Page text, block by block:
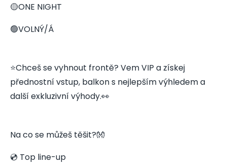
🟡ONE NIGHT
🟢VOLNÝ/Á
⭐️Chceš se vyhnout frontě? Vem VIP a získej
přednostní vstup, balkon s nejlepším výhledem a
další exkluzivní výhody.👀
Na co se můžeš těšit?👐
💿 Top line-up